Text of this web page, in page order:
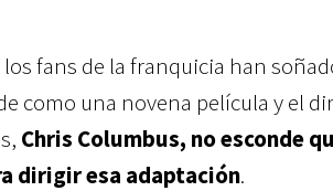
fans de la franquicia han
como una novena película y el
Chris Columbus, no esconde
dirigir esa adaptación.